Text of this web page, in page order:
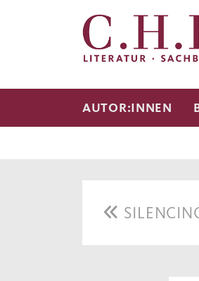
AUTOR:INNEN